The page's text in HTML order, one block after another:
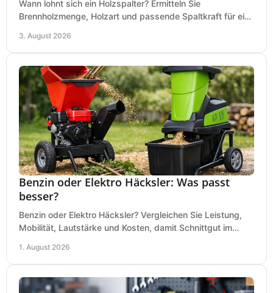
Wann lohnt sich ein Holzspalter? Ermitteln Sie
Brennholzmenge, Holzart und passende Spaltkraft für eine
3. August 2026
Benzin oder Elektro Häcksler: Was passt
besser?
Benzin oder Elektro Häcksler? Vergleichen Sie Leistung,
Mobilität, Lautstärke und Kosten, damit Schnittgut im
1. August 2026